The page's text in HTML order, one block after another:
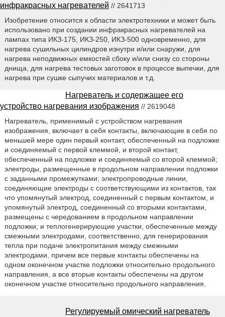
инфракрасных нагревателей // 2641713
Изобретение относится к области электротехники и может быть
использовано при создании инфракрасных нагревателей на
лампах типа ИКЗ-175, ИКЗ-250, ИКЗ-500 одновременно, для
нагрева сушильных цилиндров изнутри и/или снаружи, для
нагрева неподвижных емкостей сбоку и/или снизу со стороны
днища, для нагрева тестовых заготовок в процессе выпечки, для
нагрева при сушке сыпучих материалов и т.д.
Нагреватель и содержащее его
устройство нагревания изображения // 2619048
Нагреватель, применимый с устройством нагревания
изображения, включает в себя контакты, включающие в себя по
меньшей мере один первый контакт, обеспеченный на подложке
и соединяемый с первой клеммой, и второй контакт,
обеспеченный на подложке и соединяемый со второй клеммой;
электроды, размещенные в продольном направлении подложки
с заданными промежутками; электропроводные линии,
соединяющие электроды с соответствующими из контактов, так
что упомянутый электрод, соединенный с первым контактом, и
упомянутый электрод, соединенный со вторыми контактами,
размещены с чередованием в продольном направлении
подложки; и теплогенерирующие участки, обеспеченные между
смежными электродами, соответственно, для генерирования
тепла при подаче электропитания между смежными
электродами, причем все первые контакты обеспечены на
одном оконечном участке подложки относительно продольного
направления, а все вторые контакты обеспечены на другом
оконечном участке относительно продольного направления.
Регулируемый омический нагреватель